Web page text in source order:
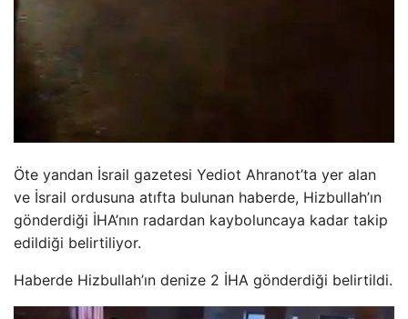
Öte yandan İsrail gazetesi Yediot Ahranot’ta yer alan
ve İsrail ordusuna atıfta bulunan haberde, Hizbullah’ın
gönderdiği İHA’nın radardan kayboluncaya kadar takip
edildiği belirtiliyor.
Haberde Hizbullah’ın denize 2 İHA gönderdiği belirtildi.